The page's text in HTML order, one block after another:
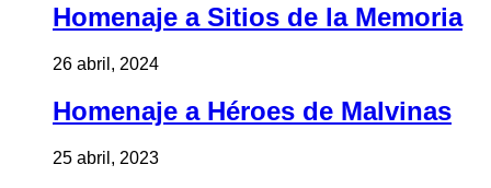
Homenaje a Sitios de la Memoria
26 abril, 2024
Homenaje a Héroes de Malvinas
25 abril, 2023